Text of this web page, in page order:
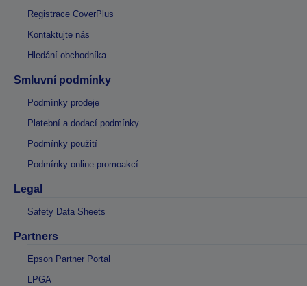
Registrace CoverPlus
Kontaktujte nás
Hledání obchodníka
Smluvní podmínky
Podmínky prodeje
Platební a dodací podmínky
Podmínky použití
Podmínky online promoakcí
Legal
Safety Data Sheets
Partners
Epson Partner Portal
LPGA